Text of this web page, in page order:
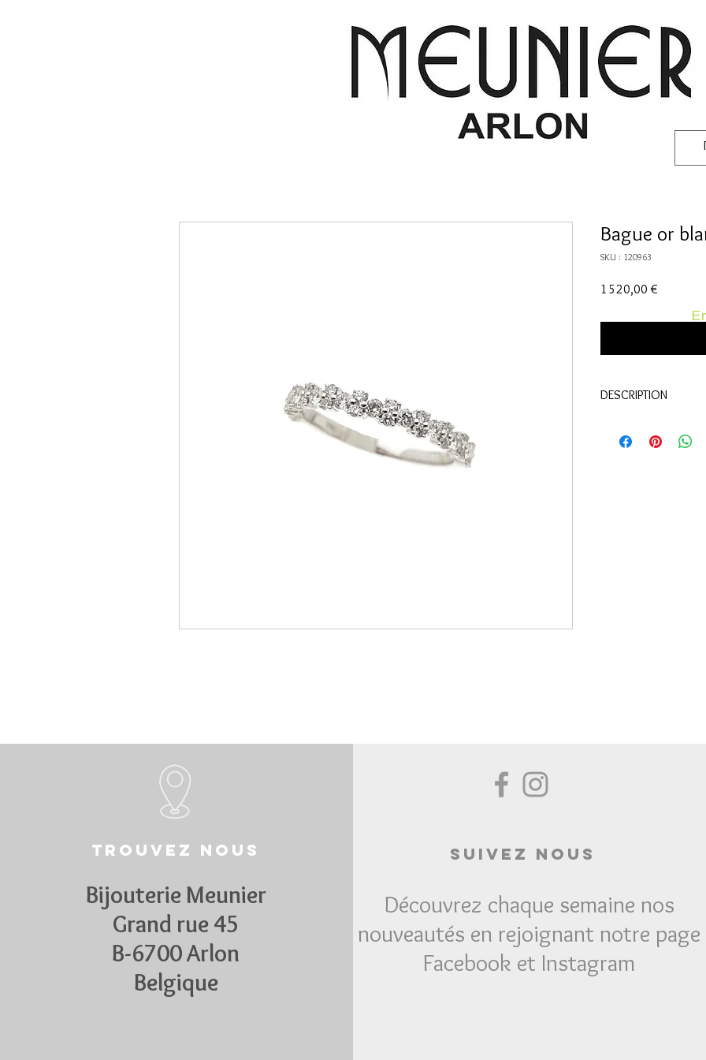
Bague or
SKU : 120963
1 520,00 €
DESCRIPTION
Pierres:
Diamants
Trouvez nous
Bijouterie Meunier
Grand rue 45
B-6700 Arlon
Belgique
Suivez Nous
Découvrez chaque semaine nos
nouveautés en rejoignant notre page
Facebook et Instagram